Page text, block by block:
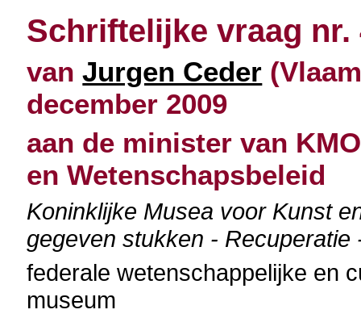
Schriftelijke vraag nr.
vanJurgen Ceder
december 2009
aan de minister van
en Wetenschapsbeleid
Koninklijke Musea voor Kunst
gegeven stukken - Recuperatie
federale wetenschappelijke en
museum